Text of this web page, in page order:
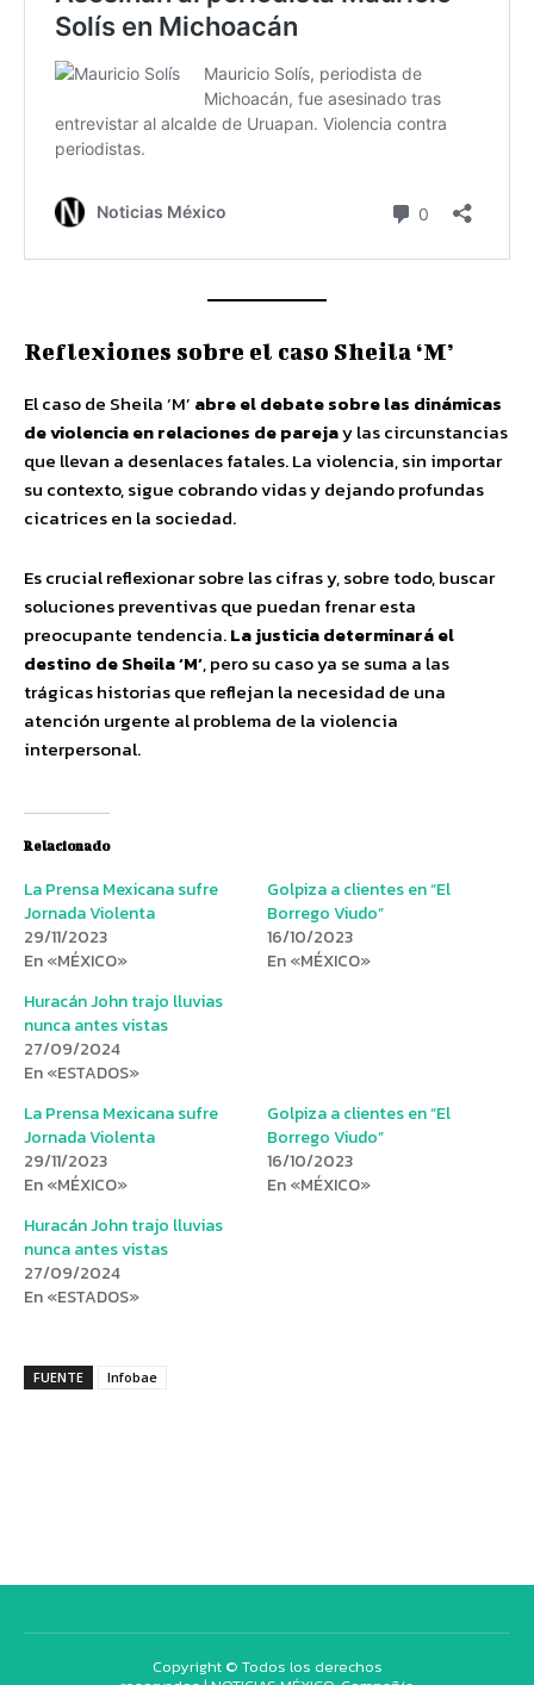
Reflexiones sobre el caso Sheila ‘M’
El caso de Sheila ‘M’ abre el debate sobre las dinámicas
de violencia en relaciones de parejay las circunstancias
que llevan a desenlaces fatales. La violencia, sin importar
su contexto, sigue cobrando vidas y dejando profundas
cicatrices en la sociedad.
Es crucial reflexionar sobre las cifras y, sobre todo, buscar
soluciones preventivas que puedan frenar esta
preocupante tendencia.La justicia determinará el
destino de Sheila ‘M’, pero su caso ya se suma a las
trágicas historias que reflejan la necesidad de una
atención urgente al problema de la violencia
interpersonal.
Relacionado
La Prensa Mexicana sufre
Jornada Violenta
29/11/2023
En «MÉXICO»
Golpiza a clientes en “El
Borrego Viudo”
16/10/2023
En «MÉXICO»
Huracán John trajo lluvias
nunca antes vistas
27/09/2024
En «ESTADOS»
La Prensa Mexicana sufre
Jornada Violenta
29/11/2023
En «MÉXICO»
Golpiza a clientes en “El
Borrego Viudo”
16/10/2023
En «MÉXICO»
Huracán John trajo lluvias
nunca antes vistas
27/09/2024
En «ESTADOS»
FUENTE Infobae
Copyright © Todos los derechos